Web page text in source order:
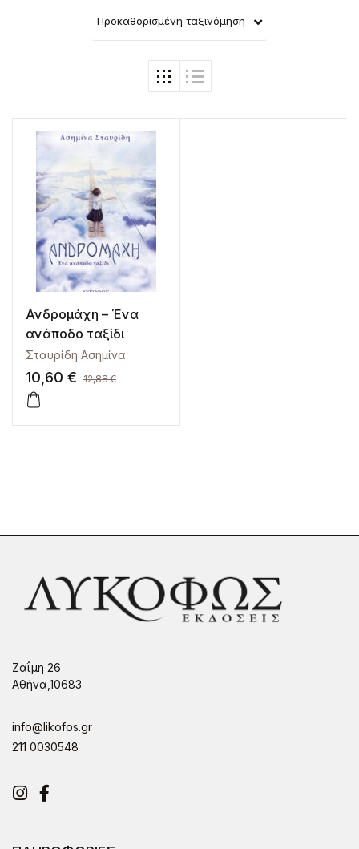
Προκαθορισμένη ταξινόμηση
Ανδρομάχη – Ένα
ανάποδο ταξίδι
Σταυρίδη Ασημίνα
10,60 € 12,88€
Ζαΐμη 26
Αθήνα,10683
info@likofos.gr
211 0030548
Instagram
Facebook